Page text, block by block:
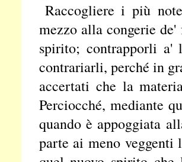
Raccogliere i più
mezzo alla congerie
spirito; contrapporli a'
contrariarli, perché in
accertati che la
Perciocché, mediante
quando è appoggiata
parte ai meno